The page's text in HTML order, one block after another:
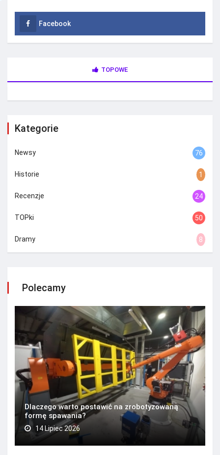
Facebook
TOPOWE
Kategorie
Newsy 76
Historie 1
Recenzje 24
TOPki 50
Dramy 8
Polecamy
Dlaczego warto postawić na zrobotyzowaną
formę spawania?
14 Lipiec 2026